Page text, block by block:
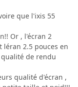
que l'ixis 55
Or , l'écran 2
léran 2.5 pouces en
de rendu
qualité d'écran ,